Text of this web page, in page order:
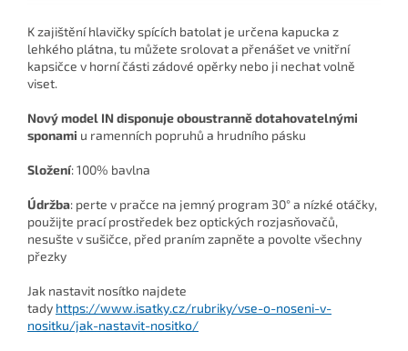
K zajištění hlavičky spících batolat je určena kapucka z
lehkého plátna, tu můžete srolovat a přenášet ve vnitřní
kapsičce v horní části zádové opěrky nebo ji nechat volně
viset.
Nový model IN disponuje oboustranně dotahovatelnými
sponami u ramenních popruhů a hrudního pásku
Složení:100% bavlna
Údržba: perte v pračce na jemný program 30° a nízké otáčky,
použijte prací prostředek bez optických rozjasňovačů,
nesušte v sušičce, před praním zapněte a povolte všechny
přezky
Jak nastavit nosítko najdete
tady https://www.isatky.cz/rubriky/vse-o-noseni-v-
nositku/jak-nastavit-nositko/